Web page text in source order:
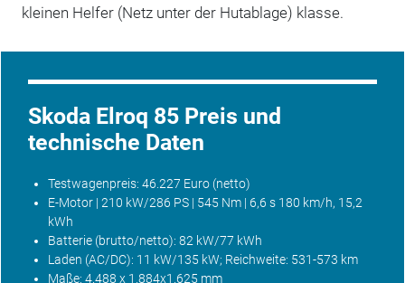
kleinen Helfer (Netz unter der Hutablage) klasse.
Skoda Elroq 85 Preis und
technische Daten
Testwagenpreis: 46.227 Euro (netto)
E-Motor | 210 kW/286 PS | 545 Nm | 6,6 s 180 km/h, 15,2
kWh
Batterie(brutto/netto): 82 kW/77 kWh
Laden (AC/DC): 11 kW/135 kW; Reichweite: 531-573 km
Maße: 4.488 x 1.884x1.625 mm